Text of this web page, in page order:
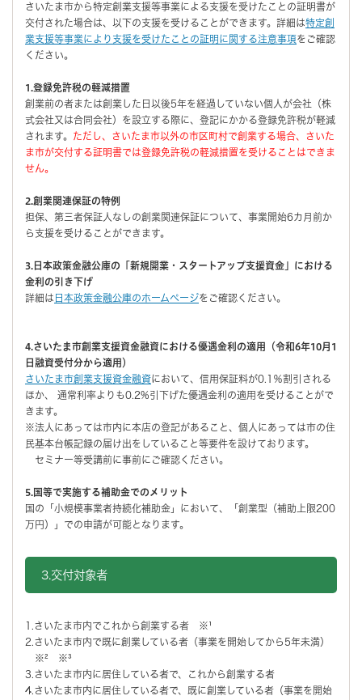
さいたま市から特定創業支援等事業による支援を受けたことの証明書が
交付された場合は、以下の支援を受けることができます。詳細は特定創
業支援等事業により支援を受けたことの証明に関する注意事項をご確認
ください。
1.登録免許税の軽減措置
創業前の者または創業した日以後5年を経過していない個人が会社（株
式会社又は合同会社）を設立する際に、登記にかかる登録免許税が軽減
されます。 ただし、さいたま市以外の市区町村で創業する場合、さいた
ま市が交付する証明書では登録免許税の軽減措置を受けることはできま
せん。
2.創業関連保証の特例
担保、第三者保証人なしの創業関連保証について、事業開始6カ月前か
ら支援を受けることができます。
3.日本政策金融公庫の「新規開業・スタートアップ支援資金」における
金利の引き下げ
詳細は 日本政策金融公庫のホームページをご確認ください。
4.さいたま市創業支援資金融資における優遇金利の適用（令和6年10月1
日融資受付分から適用）
さいたま市創業支援資金融資において、信用保証料が0.1％割引される
ほか、 通常利率よりも0.2%引下げた優遇金利の適用を受けることがで
きます。
※法人にあっては市内に本店の登記があること、個人にあっては市の住
民基本台帳記録の届け出をしていること等要件を設けております。
セミナー等受講前に事前にご確認ください。
5.国等で実施する補助金でのメリット
国の「小規模事業者持続化補助金」において、「創業型（補助上限200
万円）」での申請が可能となります。
3.交付対象者
1.さいたま市内でこれから創業する者 ※¹
2.さいたま市内で既に創業している者（事業を開始してから5年未満）
※² ※³
3.さいたま市内に居住している者で、これから創業する者
4.さいたま市内に居住している者で、既に創業している者（事業を開始